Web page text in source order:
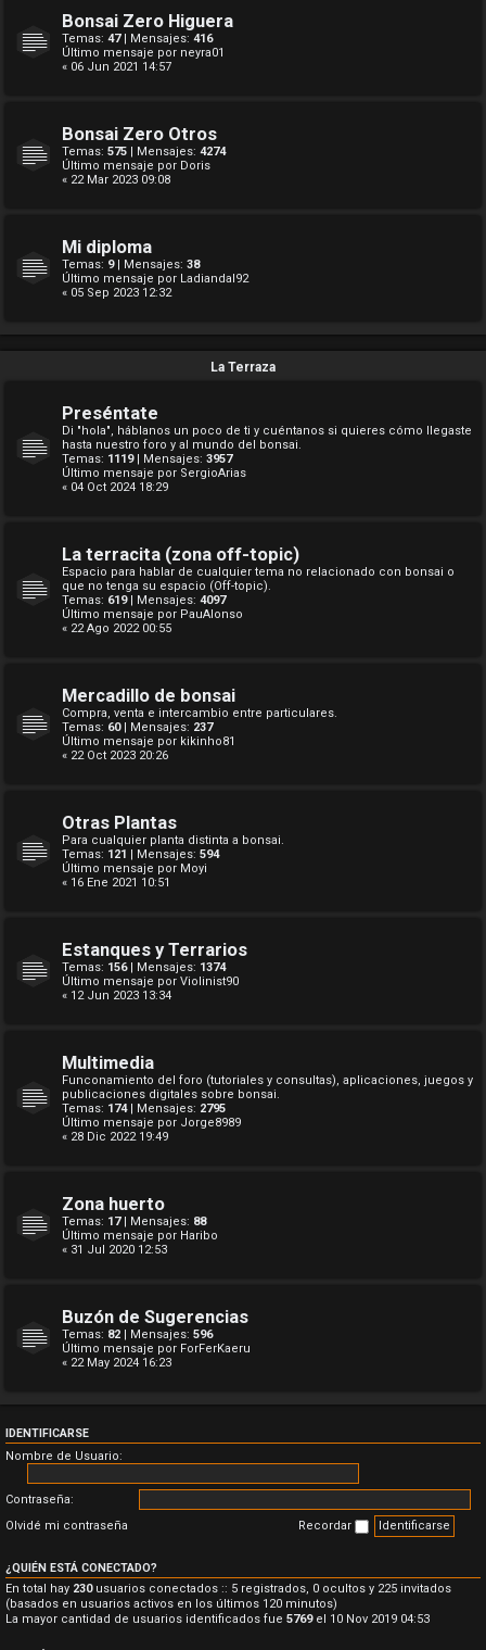
Bonsai Zero Higuera
Temas: 47| Mensajes: 416
Último mensaje por neyra01
« 06 Jun 2021 14:57
Bonsai Zero Otros
Temas: 575 | Mensajes: 4274
Último mensaje por Doris
« 22 Mar 2023 09:08
Mi diploma
Temas: 9| Mensajes: 38
Último mensaje por Ladiandal92
« 05 Sep 2023 12:32
La Terraza
Preséntate
Di "hola", háblanos un poco de ti y cuéntanos si quieres cómo llegaste
hasta nuestro foro y al mundo del bonsai.
Temas: 1119| Mensajes: 3957
Último mensaje por SergioArias
« 04 Oct 2024 18:29
La terracita (zona off-topic)
Espacio para hablar de cualquier tema no relacionado con bonsai o
que no tenga su espacio (Off-topic).
Temas: 619| Mensajes: 4097
Último mensaje por PauAlonso
« 22 Ago 2022 00:55
Mercadillo de bonsai
Compra, venta e intercambio entre particulares.
Temas: 60| Mensajes: 237
Último mensaje por kikinho81
« 22 Oct 2023 20:26
Otras Plantas
Para cualquier planta distinta a bonsai.
Temas: 121 | Mensajes: 594
Último mensaje por Moyi
« 16 Ene 2021 10:51
Estanques y Terrarios
Temas: 156| Mensajes: 1374
Último mensaje por Violinist90
« 12 Jun 2023 13:34
Multimedia
Funconamiento del foro (tutoriales y consultas), aplicaciones, juegos y
publicaciones digitales sobre bonsai.
Temas: 174| Mensajes: 2795
Último mensaje por Jorge8989
« 28 Dic 2022 19:49
Zona huerto
Temas: 17| Mensajes: 88
Último mensaje por Haribo
« 31 Jul 2020 12:53
Buzón de Sugerencias
Temas: 82 | Mensajes: 596
Último mensaje por ForFerKaeru
« 22 May 2024 16:23
IDENTIFICARSE
Nombre de Usuario:
Contraseña:
Olvidé mi contraseña
Recordar
¿QUIÉN ESTÁ CONECTADO?
En total hay 230usuarios conectados :: 5 registrados, 0 ocultos y 225 invitados
(basados en usuarios activos en los últimos 120 minutos)
La mayor cantidad de usuarios identificados fue 5769el 10 Nov 2019 04:53